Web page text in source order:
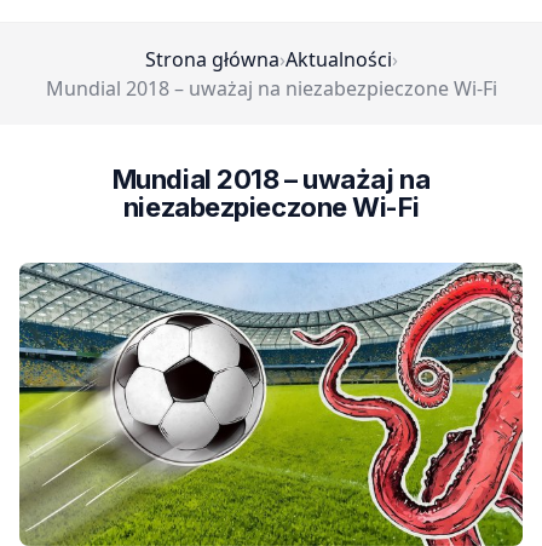
Strona główna›Aktualności›
Mundial 2018 – uważaj na niezabezpieczone Wi-Fi
Mundial 2018 – uważaj na
niezabezpieczone Wi-Fi